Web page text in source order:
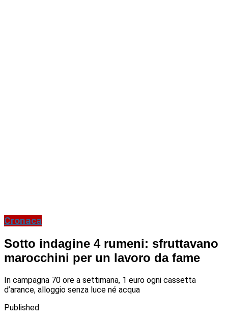
Cronaca
Sotto indagine 4 rumeni: sfruttavano
marocchini per un lavoro da fame
In campagna 70 ore a settimana, 1 euro ogni cassetta
d’arance, alloggio senza luce né acqua
Published